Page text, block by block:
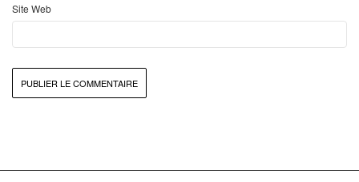
Site Web